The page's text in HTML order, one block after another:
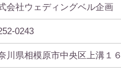
会社ウェディングベル企画
0243
川県相模原市中央区上溝１